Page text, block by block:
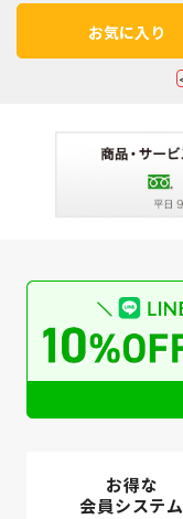
お気に入り
お得な
会員システム